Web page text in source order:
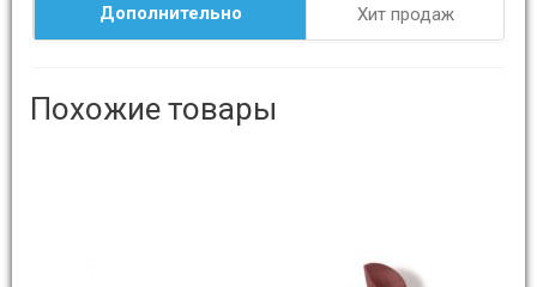
Дополнительно Хит продаж
Похожие товары